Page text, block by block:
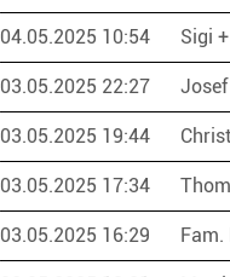
04.05.2025 10:54 Sigi
03.05.2025 22:27
03.05.2025 19:44
03.05.2025 17:34
03.05.2025 16:29 Fam.